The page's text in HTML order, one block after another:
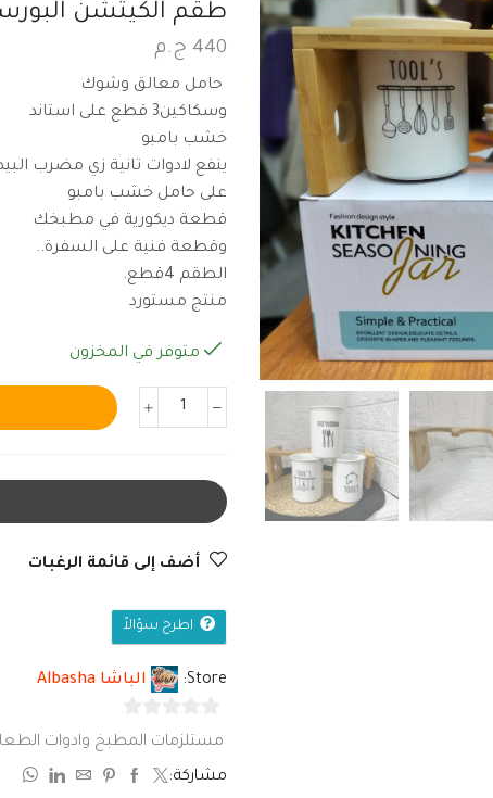
طقم الكيتشن
440 ج.م
حامل معالق وشوك
وسكاكين3 قطع على استاند
خشب بامبو
ينفع لادوات تانية زي مضرب
على حامل خشب بامبو
قطعة ديكورية في مطبخك
وقطعة فنية على السفرة..
الطقم 4قطع.
منتج مستورد
متوفر في المخزون
أضف إلى قائمة الرغبات
اطرح سؤالاً
Store: الباشا Albasha
0
مستلزمات المطبخ وادوات
مشاركة: